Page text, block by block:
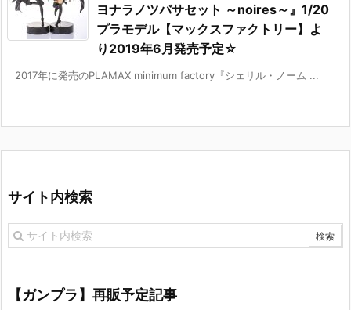
ヨナラノツバサセット ～noires～』1/20
プラモデル【マックスファクトリー】よ
り2019年6月発売予定☆
2017年に発売のPLAMAX minimum factory『シェリル・ノーム ...
サイト内検索
【ガンプラ】再販予定記事